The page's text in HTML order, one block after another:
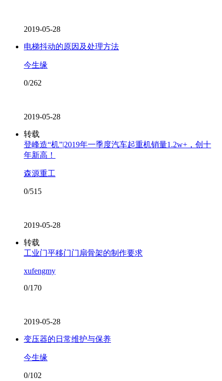
2019-05-28
电梯抖动的原因及处理方法
今生缘
0/262
2019-05-28
转载
登峰造“机”|2019年一季度汽车起重机销量1.2w+，创十
年新高！
森源重工
0/515
2019-05-28
转载
工业门平移门门扇骨架的制作要求
xufengmy
0/170
2019-05-28
变压器的日常维护与保养
今生缘
0/102